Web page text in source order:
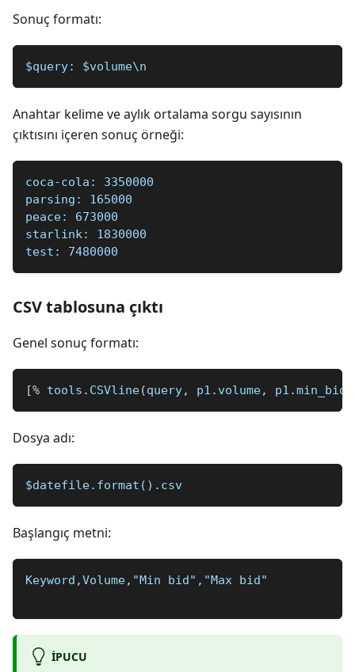
Sonuç formatı:
$query: $volume\n
Anahtar kelime ve aylık ortalama sorgu sayısının
çıktısını içeren sonuç örneği:
coca-cola: 3350000
parsing: 165000
peace: 673000
starlink: 1830000
test: 7480000
CSV tablosuna çıktı
Genel sonuç formatı:
[% tools . CSVline(query, p1 . volume, p1 .min_bid
Dosya adı:
$datefile.format().csv
Başlangıç metni:
Keyword,Volume,"Min bid","Max bid"
IPUCU